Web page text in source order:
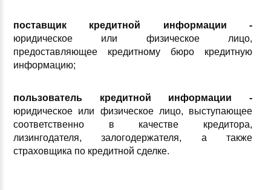
поставщик кредитной информации -
юридическое или физическое лицо,
предоставляющее кредитному бюро кредитную
информацию;
пользователь кредитной информации -
юридическое или физическое лицо, выступающее
соответственно в качестве кредитора,
лизингодателя, залогодержателя, а также
страховщика по кредитной сделке.